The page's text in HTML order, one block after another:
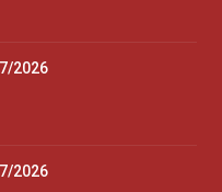
2026
2026